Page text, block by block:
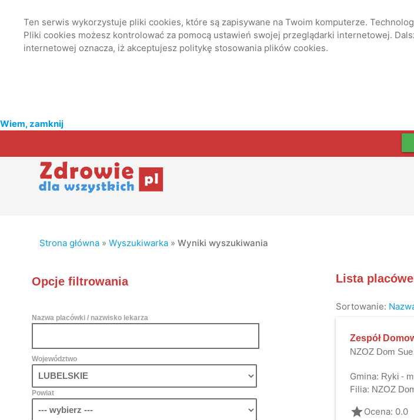
Ten serwis wykorzystuje pliki cookies, które są zapisywane na Twoim komputerze.
Pliki cookies możesz kontrolować za pomocą ustawień swojej przeglądarki internetowej.
internetowej oznacza, iż akceptujesz politykę stosowania plików cookies.
Wiem, zamknij
Strona główna »Wyszukiwarka »Wyniki wyszukiwania
Opcje filtrowania
Nazwa placówki / nazwisko lekarza
Województwo
Powiat
Lista
Sortowanie:
Zespół
NZOZ Dom
Gmina: Ryki -
Filia: NZOZ
gradeOcena: 0.0